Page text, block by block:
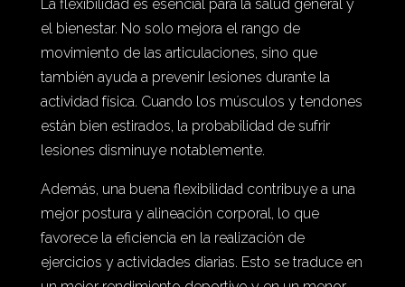
La flexibilidad es esencial para la salud general y
el bienestar. No solo mejora el rango de
movimiento de las articulaciones, sino que
también ayuda a prevenir lesiones durante la
actividad física. Cuando los músculos y tendones
están bien estirados, la probabilidad de sufrir
lesiones disminuye notablemente.
Además, una buena flexibilidad contribuye a una
mejor postura y alineación corporal, lo que
favorece la eficiencia en la realización de
ejercicios y actividades diarias. Esto se traduce en